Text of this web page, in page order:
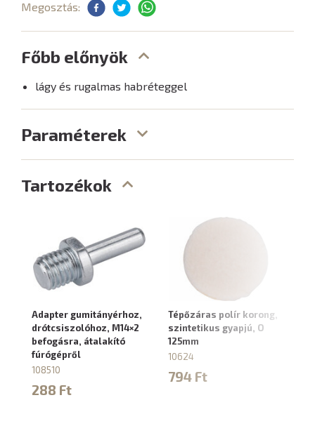
Megosztás:
Főbb előnyök
lágy és rugalmas habréteggel
Paraméterek
Tartozékok
Adapter gumitányérhoz,
drótcsiszolóhoz, M14×2
befogásra, átalakító
fúrógépről
108510
288 Ft
Tépőzáras polír korong,
szintetikus gyapjú, O
125mm
10624
794 Ft